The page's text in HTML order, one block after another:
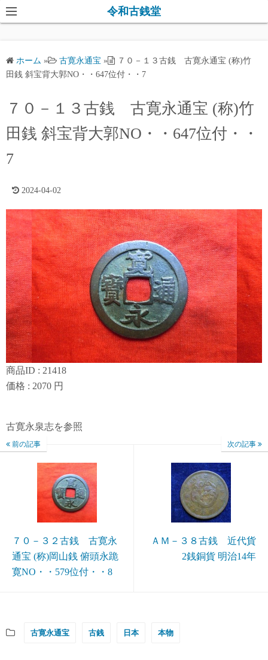
コ
ン
ツ
ッ
令和古銭堂
ホーム » 古寛永通宝 »
７０－１３古銭 古寛永通宝 (称)竹
田銭 斜宝背大郭NO・・647位付・・7
７０－１３古銭 古寛永通宝 (称)竹
田銭 斜宝背大郭NO・・647位付・・
7
2024-04-02
商品ID : 21418
価格 : 2070 円
古寛永泉志を参照
前の記事
７０－３２古銭 古寛永
通宝 (称)岡山銭 俯頭永跪
寛NO・・579位付・・8
次の記事
ＡＭ－３８古銭 近代貨
2銭銅貨 明治14年
古寛永通宝 古銭 日本 本物